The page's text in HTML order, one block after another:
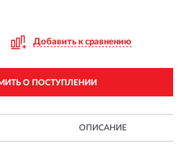
Добавить к сравнению
О ПОСТУПЛЕНИИ
ОПИСАНИЕ